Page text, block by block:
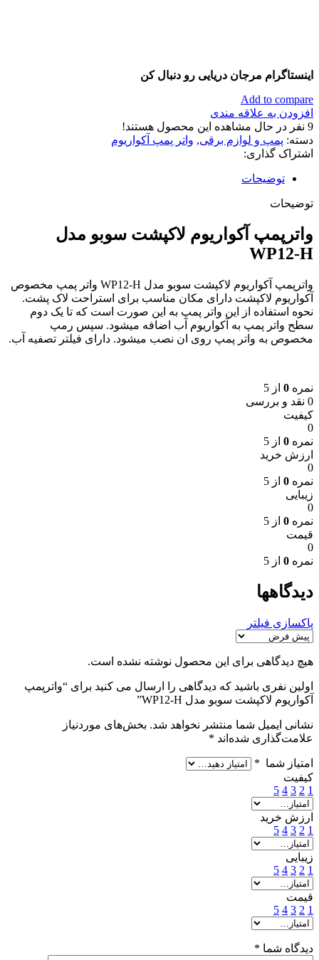
اینستاگرام مرجان دریایی رو دنبال کن
Add to compare
افزودن به علاقه مندی
9 نفر در حال مشاهده این محصول هستند!
دسته: پمپ و لوازم برقی, واتر پمپ آکواریوم
اشتراک گذاری:
توضیحات
توضیحات
واترپمپ آکواریوم لاکپشت سوبو مدل
WP12-H
واترپمپ آکواریوم لاکپشت سوبو مدل WP12-H واتر پمپ مخصوص
آکواریوم لاکپشت دارای مکان مناسب برای استراحت لاک پشت.
نحوه استفاده از این واتر پمپ به این صورت است که تا یک دوم
سطح واتر پمپ به آکواریوم آب اضافه میشود. سپس رمپ
مخصوص به واتر پمپ روی ان نصب میشود. دارای فیلتر تصفیه آب.
نمره 0 از 5
0 نقد و بررسی
کیفیت
0
نمره 0 از 5
ارزش خرید
0
نمره 0 از 5
زیبایی
0
نمره 0 از 5
قیمت
0
نمره 0 از 5
دیدگاهها
پاکسازی فیلتر
هیچ دیدگاهی برای این محصول نوشته نشده است.
اولین نفری باشید که دیدگاهی را ارسال می کنید برای “واترپمپ
آکواریوم لاکپشت سوبو مدل WP12-H”
نشانی ایمیل شما منتشر نخواهد شد. بخش‌های موردنیاز
علامت‌گذاری شده‌اند *
امتیاز شما *
کیفیت
1
2
3
4
5
ارزش خرید
1
2
3
4
5
زیبایی
1
2
3
4
5
قیمت
1
2
3
4
5
دیدگاه شما *